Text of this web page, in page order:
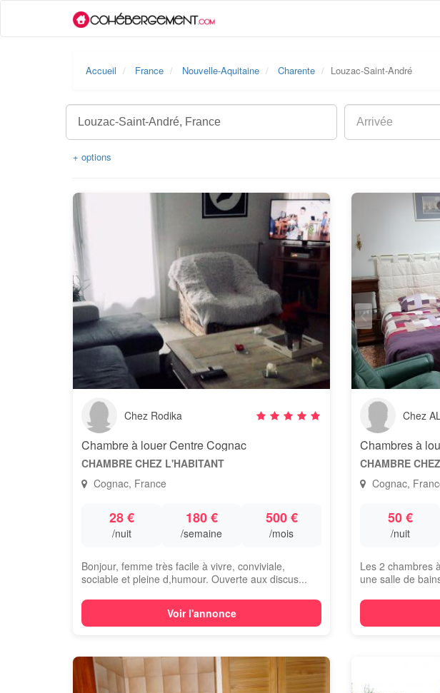
Accueil France Nouvelle-Aquitaine Charente Louzac-Saint-André
+ options
Chez Rodika
Chambre à louer Centre Cognac
CHAMBRE CHEZ L'HABITANT
Cognac, France
28 €
/nuit
180 €
/semaine
500 €
/mois
Bonjour, femme très facile à vivre, conviviale,
sociable et pleine d,humour. Ouverte aux discus...
Voir l'annonce
Chez
Chambres à
CHAMBRE
Cognac,
50 €
/nuit
Les 2 chambres
une salle de